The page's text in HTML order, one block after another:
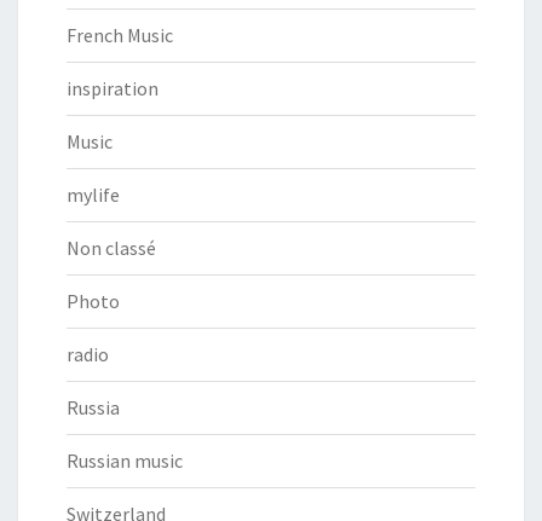
French Music
inspiration
Music
mylife
Non classé
Photo
radio
Russia
Russian music
Switzerland